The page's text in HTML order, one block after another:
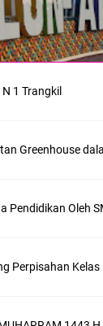
1 Trangkil